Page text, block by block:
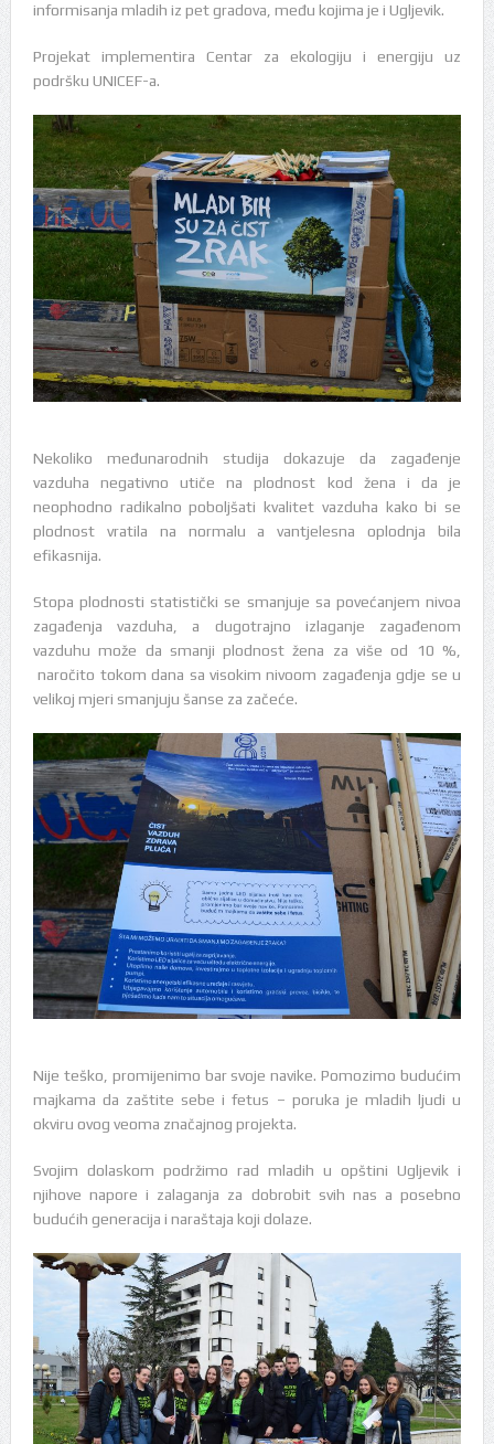
informisanja mladih iz pet gradova, među kojima je i Ugljevik.
Projekat implementira Centar za ekologiju i energiju uz
podršku UNICEF-a.
Nekoliko međunarodnih studija dokazuje da zagađenje
vazduha negativno utiče na plodnost kod žena i da je
neophodno radikalno poboljšati kvalitet vazduha kako bi se
plodnost vratila na normalu a vantjelesna oplodnja bila
efikasnija.
Stopa plodnosti statistički se smanjuje sa povećanjem nivoa
zagađenja vazduha, a dugotrajno izlaganje zagađenom
vazduhu može da smanji plodnost žena za više od 10 %,
naročito tokom dana sa visokim nivoom zagađenja gdje se u
velikoj mjeri smanjuju šanse za začeće.
Nije teško, promijenimo bar svoje navike. Pomozimo budućim
majkama da zaštite sebe i fetus – poruka je mladih ljudi u
okviru ovog veoma značajnog projekta.
Svojim dolaskom podržimo rad mladih u opštini Ugljevik i
njihove napore i zalaganja za dobrobit svih nas a posebno
budućih generacija i naraštaja koji dolaze.